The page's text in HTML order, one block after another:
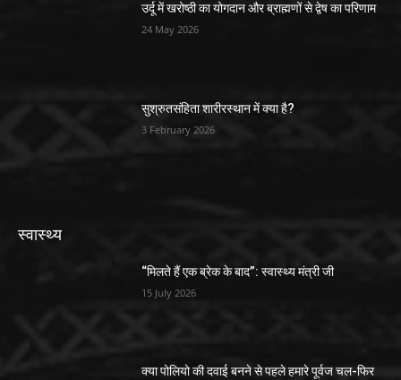
उर्दू में खरोष्ठी का योगदान और ब्राह्मणों से द्वेष का परिणाम
24 May 2026
सुश्रुतसंहिता शारीरस्थान में क्या है?
3 February 2026
स्वास्थ्य
“मिलते हैं एक ब्रेक के बाद”: स्वास्थ्य मंत्री जी
15 July 2026
क्या पोलियो की दवाई बनने से पहले हमारे पूर्वज चल-फिर